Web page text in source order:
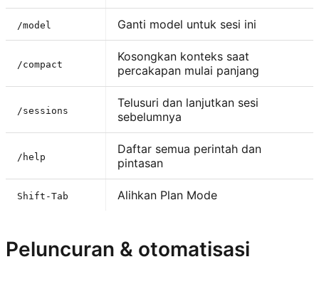
/model Ganti model untuk sesi ini
/compact
Kosongkan konteks saat
percakapan mulai panjang
/sessions
Telusuri dan lanjutkan sesi
sebelumnya
/help
Daftar semua perintah dan
pintasan
Shift-Tab Alihkan Plan Mode
Peluncuran & otomatisasi